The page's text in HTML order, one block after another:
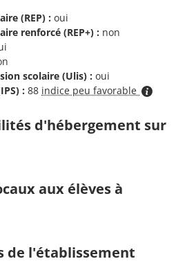
(REP) : oui
renforcé (REP+) : non
scolaire (Ulis) : oui
: 88 indice peu favorable
d'hébergement sur
aux élèves à
de l'établissement